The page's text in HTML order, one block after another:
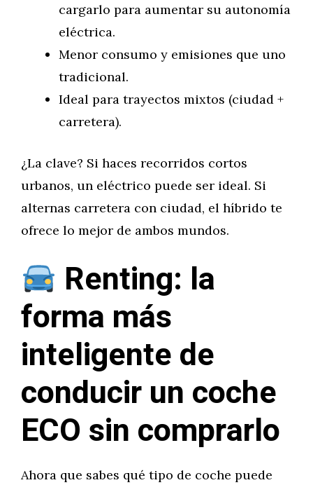
cargarlo para aumentar su autonomía
eléctrica.
Menor consumo y emisiones que uno
tradicional.
Ideal para trayectos mixtos (ciudad +
carretera).
¿La clave? Si haces recorridos cortos
urbanos, un eléctrico puede ser ideal. Si
alternas carretera con ciudad, el híbrido te
ofrece lo mejor de ambos mundos.
Renting: la
forma más
inteligente de
conducir un coche
ECO sin comprarlo
Ahora que sabes qué tipo de coche puede